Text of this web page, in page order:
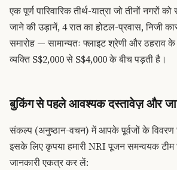
एक पूर्ण पारिवारिक तीर्थ-यात्रा जो तीनों नगरों
जाने की उड़ानें, 4 रात का होटल-प्रवास, निजी
समारोह — सामान्यतः फ्लाइट श्रेणी और ठहराव
व्यक्ति S$2,000 से S$4,000 के बीच पड़ती है।
बुकिंग से पहले आवश्यक दस्तावेज़ और
संकल्प (अनुष्ठान-वचन) में आपके पूर्वजों के
इसके लिए कृपया हमारी NRI पूजन समन्वयक टीम
जानकारी एकत्र कर लें: